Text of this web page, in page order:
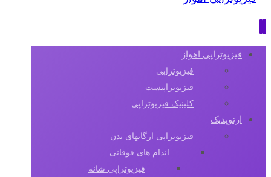
فیزیوتراپی اهواز
فیزیوتراپی
فیزیوتراپیست
کلینیک فیزیوتراپی
ارتوپدیک
فیزیوتراپی ارگانهای بدن
اندام های فوقانی
فیزیوتراپی شانه